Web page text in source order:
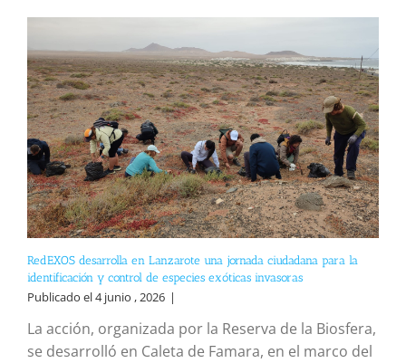
RedEXOS desarrolla en Lanzarote una jornada ciudadana para la
identificación y control de especies exóticas invasoras
Publicado el 4 junio , 2026 |
La acción, organizada por la Reserva de la Biosfera,
se desarrolló en Caleta de Famara, en el marco del